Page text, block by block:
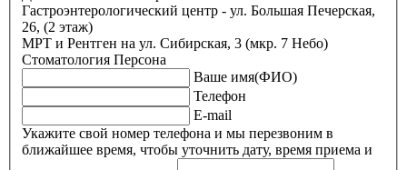
Гастроэнтерологический центр - ул. Большая Печерская,
26, (2 этаж)
МРТ и Рентген на ул. Сибирская, 3 (мкр. 7 Небо)
Стоматология Персона
Ваше имя(ФИО)
Телефон
E-mail
Укажите свой номер телефона и мы перезвоним в
ближайшее время, чтобы уточнить дату, время приема и